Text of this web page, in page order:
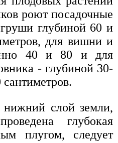
роют посадочные
глубиной 60 и
для вишни и
40 и 80 и для
- глубиной 30-
слой земли,
глубокая
плугом, следует